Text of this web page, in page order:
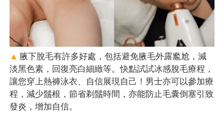
▲ 腋下脫毛有許多好處，包括避免腋毛外露尷尬，減
淡黑色素，回復亮白細緻等。快點試試冰感脫毛療程，
讓您穿上熱褲泳衣、自信展現自己！男士亦可以參加療
程，減少鬚根，節省剃鬚時間，亦能防止毛囊倒塞引致
發炎，增加自信。